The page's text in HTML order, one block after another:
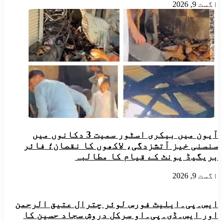
اگست 9, 2026
آیون میں بیکری اسٹور سمیت 3 دکانوں میں
سنسنی خیز آتشزدگی، لاکھوں کا نقصان؛ فائر
بریگیڈ یونٹ کے قیام کا مطالبہ
اگست 9, 2026
ایس۔پی۔ایلیٹ فورس لوئر چترال عتیق الرحمن
اور ایس۔ڈی۔پی۔او سرکل دروش سجاد حسین کا